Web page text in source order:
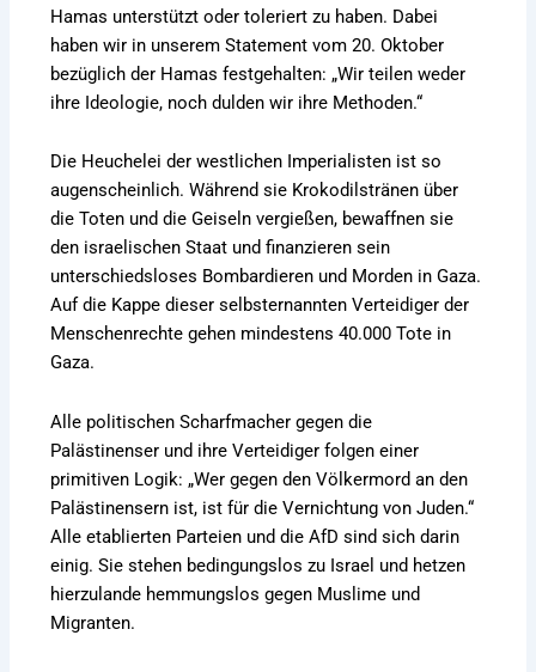
Hamas unterstützt oder toleriert zu haben. Dabei
haben wir in unserem Statement vom 20. Oktober
bezüglich der Hamas festgehalten: „Wir teilen weder
ihre Ideologie, noch dulden wir ihre Methoden.“
Die Heuchelei der westlichen Imperialisten ist so
augenscheinlich. Während sie Krokodilstränen über
die Toten und die Geiseln vergießen, bewaffnen sie
den israelischen Staat und finanzieren sein
unterschiedsloses Bombardieren und Morden in Gaza.
Auf die Kappe dieser selbsternannten Verteidiger der
Menschenrechte gehen mindestens 40.000 Tote in
Gaza.
Alle politischen Scharfmacher gegen die
Palästinenser und ihre Verteidiger folgen einer
primitiven Logik: „Wer gegen den Völkermord an den
Palästinensern ist, ist für die Vernichtung von Juden.“
Alle etablierten Parteien und die AfD sind sich darin
einig. Sie stehen bedingungslos zu Israel und hetzen
hierzulande hemmungslos gegen Muslime und
Migranten.